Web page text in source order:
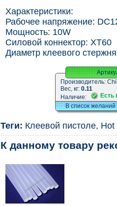
Характеристики:
Рабочее напряжение:
Мощность: 10W
Силовой коннектор: XT60
Диаметр клеевого
Производитель:
Вес, кг: 0.11
Наличие:
Есть
В список желаний
Теги: Клеевой пистоле, Hot
К данному товару